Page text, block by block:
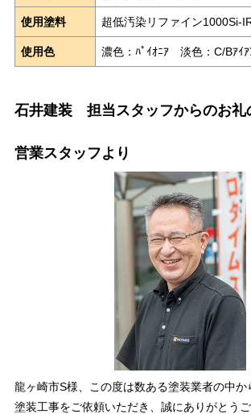
使用塗料 超低汚染リファイン1000Si-
使用色 濃色：ﾊﾟｲｵﾆｱ 淡色：C/Bｱｲｱ
石井建装 担当スタッフからのお礼
営業スタッフより
龍ヶ崎市S様、この度は数ある塗装業者の中
塗装工事をご依頼いただき、誠にありがとうご